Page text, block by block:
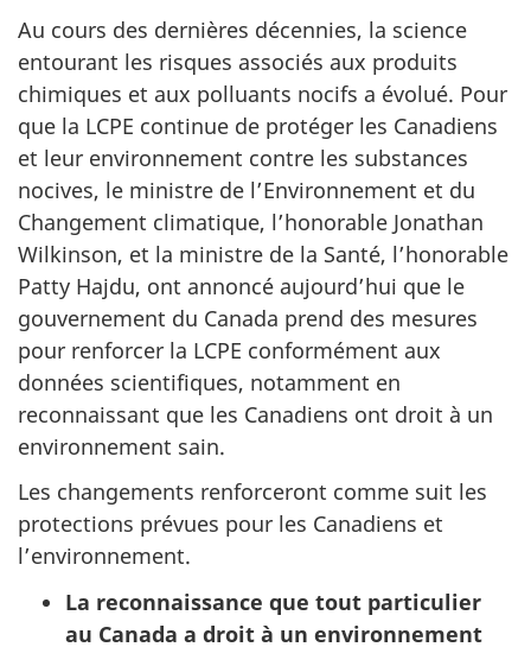
Au cours des dernières décennies, la science
entourant les risques associés aux produits
chimiques et aux polluants nocifs a évolué. Pour
que la LCPE continue de protéger les Canadiens
et leur environnement contre les substances
nocives, le ministre de l’Environnement et du
Changement climatique, l’honorable Jonathan
Wilkinson, et la ministre de la Santé, l’honorable
Patty Hajdu, ont annoncé aujourd’hui que le
gouvernement du Canada prend des mesures
pour renforcer la LCPE conformément aux
données scientifiques, notamment en
reconnaissant que les Canadiens ont droit à un
environnement sain.
Les changements renforceront comme suit les
protections prévues pour les Canadiens et
l’environnement.
La reconnaissance que tout particulier
au Canada a droit à un environnement